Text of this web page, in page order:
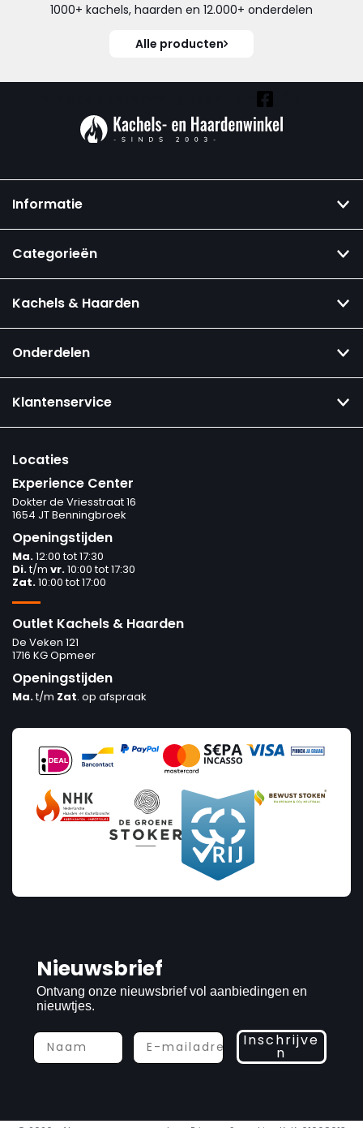
1000+ kachels, haarden en 12.000+ onderdelen
Alle producten
Informatie
Categorieën
Kachels & Haarden
Onderdelen
Klantenservice
Locaties
Experience Center
Dokter de Vriesstraat 16
1654 JT Benningbroek
Openingstijden
Ma.12:00 tot 17:30
Di.t/m vr.10:00 tot 17:30
Zat.10:00 tot 17:00
Outlet Kachels & Haarden
De Veken 121
1716 KG Opmeer
Openingstijden
Ma.t/m Zat. op afspraak
Nieuwsbrief
Ontvang onze nieuwsbrief vol aanbiedingen en
nieuwtjes.
Inschrijve
n